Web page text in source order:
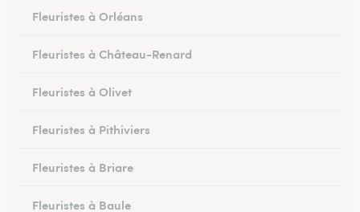
Fleuristes à Orléans
Fleuristes à Château-Renard
Fleuristes à Olivet
Fleuristes à Pithiviers
Fleuristes à Briare
Fleuristes à Baule